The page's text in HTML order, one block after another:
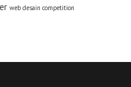
web desain competition